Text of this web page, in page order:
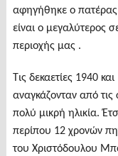
αφηγήθηκε ο
είναι ο μεγαλύτερος
περιοχής μας .
Τις δεκαετίες 1940
αναγκάζονταν από
πολύ μικρή ηλικία.
περίπου 12 χρονών
του Χριστόδουλου